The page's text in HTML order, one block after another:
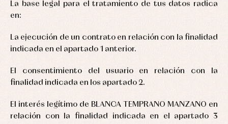
La base legal para el tratamiento de tus datos radica
en:
La ejecución de un contrato en relación con la finalidad
indicada en el apartado 1 anterior.
El consentimiento del usuario en relación con la
finalidad indicada en los apartado 2.
El interés legítimo de BLANCA TEMPRANO MANZANO en
relación con la finalidad indicada en el apartado 3
and
froggies
Baptism
skirts
and
shirts
Complements
fiesta
Baby
froggies
Jackets